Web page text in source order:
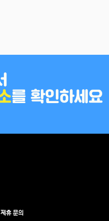
제휴 문의